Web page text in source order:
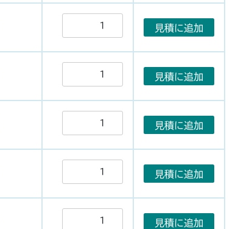
見積に追加
見積に追加
見積に追加
見積に追加
見積に追加